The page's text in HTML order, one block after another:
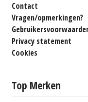
Contact
Vragen/opmerkingen?
Privacy statement
Cookies
Top Merken